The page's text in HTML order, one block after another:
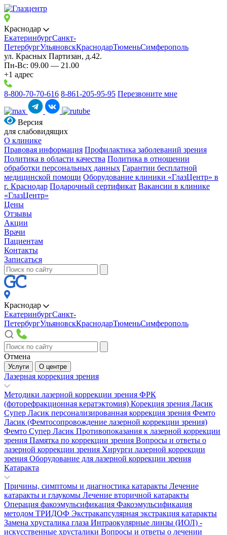
Краснодар
ЕкатеринбургСанкт-
ПетербургУльяновскКраснодарТюменьСимферополь
ул. Красных Партизан, д.42.
Пн-Вс: 09.00 — 21.00
+1 адрес
8-800-70-70-616 8-861-205-95-95 Перезвоните мне
Версия
для слабовидящих
О клинике
Правовая информация Профилактика заболеваний зрения
Политика в области качества Политика в отношении
обработки персональных данных Гарантии бесплатной
медицинской помощи Оборудование клиники «ГлазЦентр» в
г. Краснодар Подарочный сертификат Вакансии в клинике
«ГлазЦентр»
Цены
Отзывы
Акции
Врачи
Пациентам
Контакты
Записаться
Краснодар
ЕкатеринбургСанкт-
ПетербургУльяновскКраснодарТюменьСимферополь
Отмена
Услуги О центре
Лазерная коррекция зрения
Методики лазерной коррекции зрения ФРК
(фоторефракционная кератэктомия) Корекция зрения Ласик
Супер Ласик персонализированная коррекция зрения Фемто
Ласик (Фемтосопровождение лазерной коррекции зрения)
Фемто Супер Ласик Противопоказания к лазерной коррекции
зрения Памятка по коррекции зрения Вопросы и ответы о
лазерной коррекции зрения Хирурги лазерной коррекции
зрения Оборудование для лазерной коррекции зрения
Катаракта
Причины, симптомы и диагностика катаракты Лечение
катаракты и глаукомы Лечение вторичной катаракты
Операция факоэмульсификация Факоэмульсификация
методом ТРИДОФ Экстракапсулярная экстракция катаракты
Замена хрусталика глаза Интраокулярные линзы (ИОЛ) -
искусственные хрусталики Вопросы и ответы о лечении